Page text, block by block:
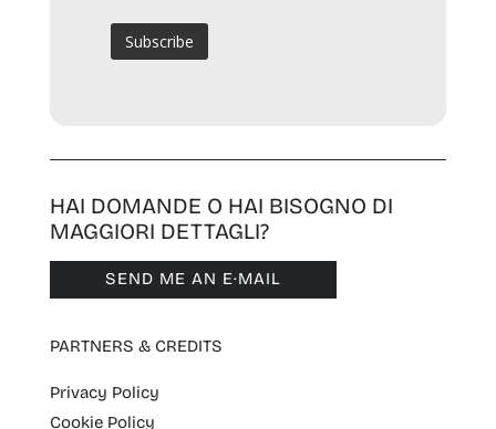
HAI DOMANDE O HAI BISOGNO DI
MAGGIORI DETTAGLI?
SEND ME AN E·MAIL
PARTNERS & CREDITS
Privacy Policy
Cookie Policy